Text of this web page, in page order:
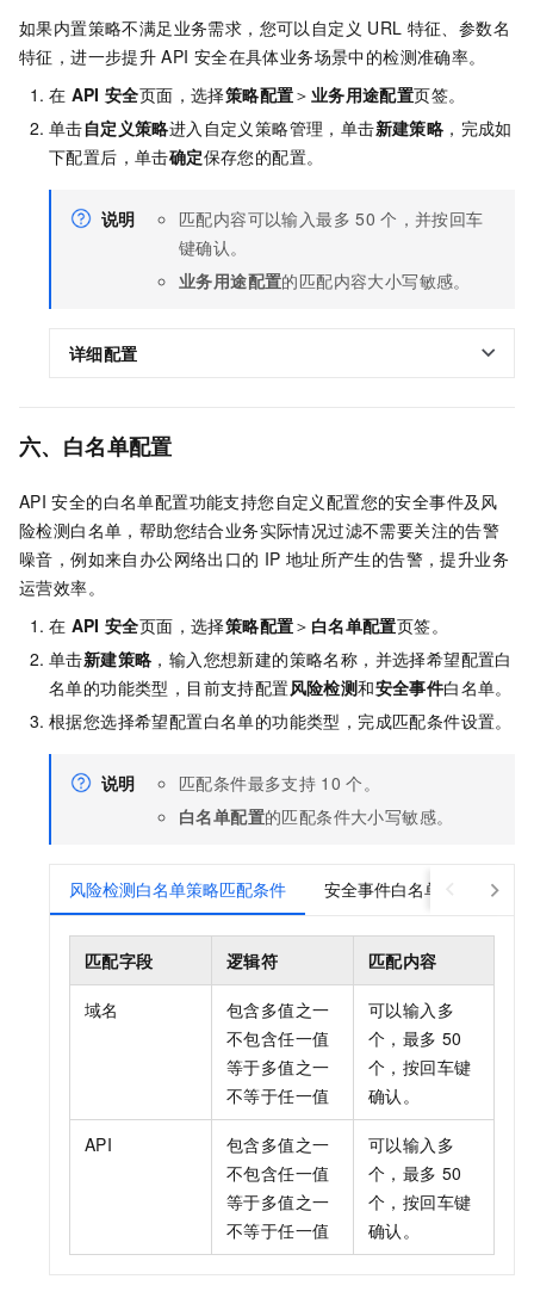
如果内置策略不满足业务需求，您可以自定义 URL 特征、参数名
特征，进一步提升 API 安全在具体业务场景中的检测准确率。
在 API 安全页面，选择策略配置＞ 业务用途配置页签。
单击自定义策略进入自定义策略管理，单击新建策略 ，完成如
下配置后，单击确定保存您的配置。
说明 匹配内容可以输入最多 50 个，并按回车
键确认。
业务用途配置的匹配内容大小写敏感。
详细配置
六、白名单配置
API 安全的白名单配置功能支持您自定义配置您的安全事件及风
险检测白名单，帮助您结合业务实际情况过滤不需要关注的告警
噪音，例如来自办公网络出口的 IP 地址所产生的告警，提升业务
运营效率。
在 API 安全页面，选择策略配置＞ 白名单配置页签。
单击新建策略 ，输入您想新建的策略名称，并选择希望配置白
名单的功能类型，目前支持配置风险检测和安全事件白名单。
根据您选择希望配置白名单的功能类型，完成匹配条件设置。
说明 匹配条件最多支持 10 个。
白名单配置的匹配条件大小写敏感。
风险检测白名单策略匹配条件 安全事件白名单策略匹配条
匹配字段 逻辑符 匹配内容
域名
包含多值之一
不包含任一值
等于多值之一
不等于任一值
可以输入多
个，最多 50
个，按回车键
确认。
API
包含多值之一
不包含任一值
等于多值之一
不等于任一值
可以输入多
个，最多 50
个，按回车键
确认。